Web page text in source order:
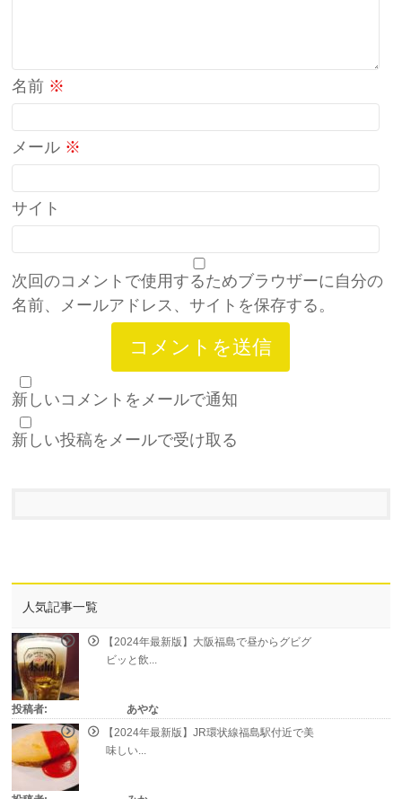
名前 ※
メール ※
サイト
次回のコメントで使用するためブラウザーに自分の
名前、メールアドレス、サイトを保存する。
新しいコメントをメールで通知
新しい投稿をメールで受け取る
人気記事一覧
【2024年最新版】大阪福島で昼からグビグ
ビッと飲...
投稿者:
あやな
【2024年最新版】JR環状線福島駅付近で美
味しい...